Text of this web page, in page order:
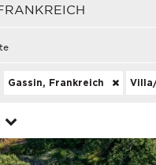
Gassin, Frankreich